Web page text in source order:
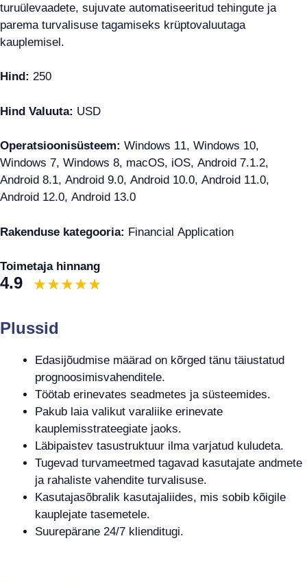
turuülevaadete, sujuvate automatiseeritud tehingute ja
parema turvalisuse tagamiseks krüptovaluutaga
kauplemisel.
Hind: 250
Hind Valuuta: USD
Operatsioonisüsteem: Windows 11, Windows 10,
Windows 7, Windows 8, macOS, iOS, Android 7.1.2,
Android 8.1, Android 9.0, Android 10.0, Android 11.0,
Android 12.0, Android 13.0
Rakenduse kategooria: Financial Application
Toimetaja hinnang
4.9
Plussid
Edasijõudmise määrad on kõrged tänu täiustatud
prognoosimisvahenditele.
Töötab erinevates seadmetes ja süsteemides.
Pakub laia valikut varaliike erinevate
kauplemisstrateegiate jaoks.
Läbipaistev tasustruktuur ilma varjatud kuludeta.
Tugevad turvameetmed tagavad kasutajate andmete
ja rahaliste vahendite turvalisuse.
Kasutajasõbralik kasutajaliides, mis sobib kõigile
kauplejate tasemetele.
Suurepärane 24/7 klienditugi.